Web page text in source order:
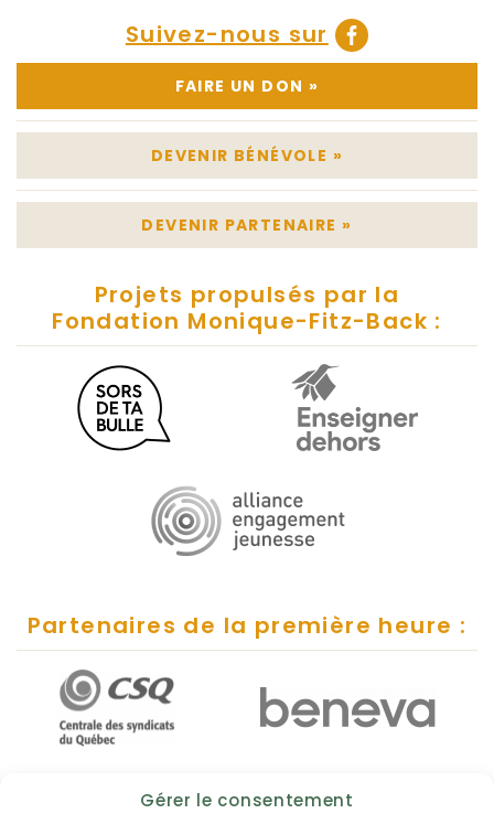
Gérer le consentement
Suivez-nous sur
FAIRE UN DON »
DEVENIR BÉNÉVOLE »
DEVENIR PARTENAIRE »
Projets propulsés par la
Fondation Monique-Fitz-Back :
Partenaires de la première heure :